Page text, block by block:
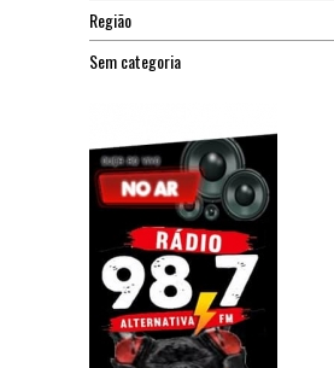
Região
Sem categoria